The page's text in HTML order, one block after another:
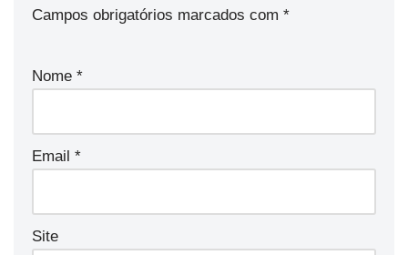
Campos obrigatórios marcados com *
Nome *
Email *
Site